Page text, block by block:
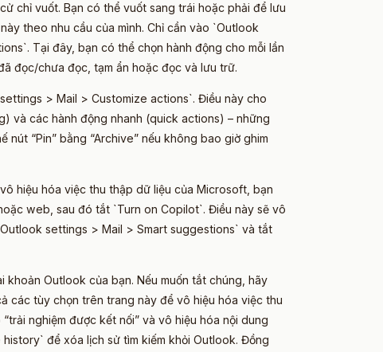
chỉ vuốt. Bạn có thể vuốt sang trái hoặc phải để lưu
theo nhu cầu của mình. Chỉ cần vào `Outlook
Tại đây, bạn có thể chọn hành động cho mỗi lần
đọc/chưa đọc, tạm ẩn hoặc đọc và lưu trữ.
> Mail > Customize actions`. Điều này cho
và các hành động nhanh (quick actions) – những
“Pin” bằng “Archive” nếu không bao giờ ghim
hiệu hóa việc thu thập dữ liệu của Microsoft, bạn
web, sau đó tắt `Turn on Copilot`. Điều này sẽ vô
settings > Mail > Smart suggestions` và tắt
Outlook của bạn. Nếu muốn tắt chúng, hãy
các tùy chọn trên trang này để vô hiệu hóa việc thu
nghiệm được kết nối” và vô hiệu hóa nội dung
để xóa lịch sử tìm kiếm khỏi Outlook. Đồng